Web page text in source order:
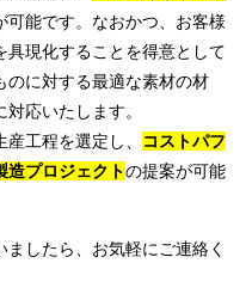
可能です。なおかつ、お客様
現化することを得意として
のに対する最適な素材の材
応いたします。
工程を選定し、
コストパフ
造プロジェクトの提案が可能
したら、お気軽にご連絡く